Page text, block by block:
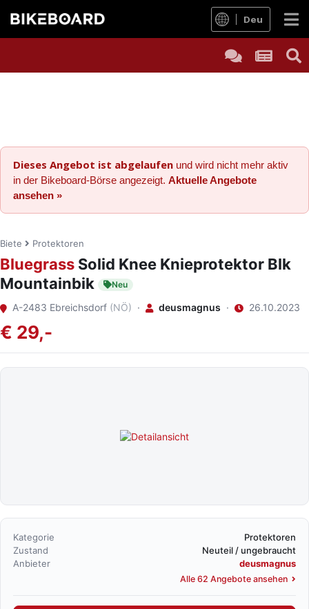
Deu
Dieses Angebot ist abgelaufen und wird nicht mehr aktiv
in der Bikeboard-Börse angezeigt. Aktuelle Angebote
ansehen »
Biete Protektoren
Bluegrass Solid Knee Knieprotektor Blk
Mountainbik
Neu
A-2483 Ebreichsdorf (NÖ) · deusmagnus · 26.10.2023
€ 29,-
Kategorie
Protektoren
Zustand
Neuteil / ungebraucht
Anbieter
deusmagnus
Alle 62 Angebote ansehen